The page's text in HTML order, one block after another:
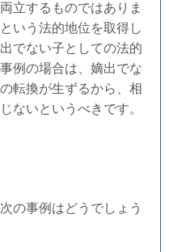
立するものではありま
いう法的地位を取得し
でない子としての法的
例の場合は、嫡出でな
転換が生ずるから、相
ないというべきです。
の事例はどうでしょう